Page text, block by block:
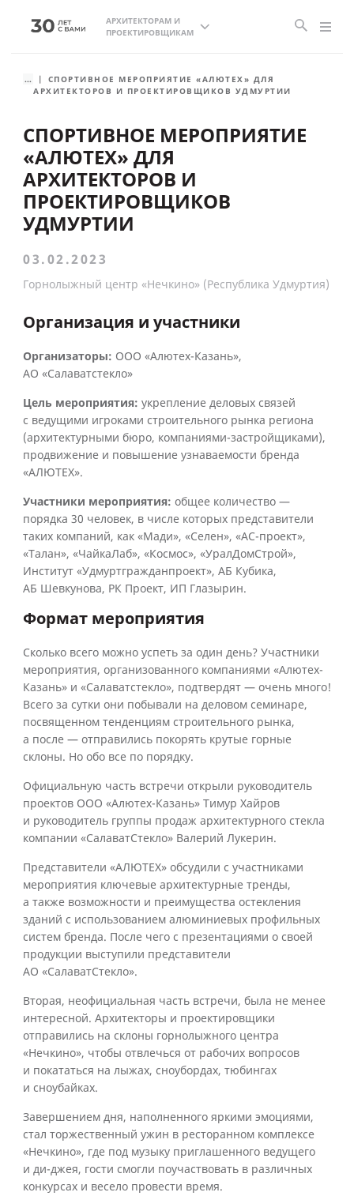
АРХИТЕКТОРАМ И
ПРОЕКТИРОВЩИКАМ
...
СПОРТИВНОЕ МЕРОПРИЯТИЕ «АЛЮТЕХ» ДЛЯ
АРХИТЕКТОРОВ И ПРОЕКТИРОВЩИКОВ УДМУРТИИ
СПОРТИВНОЕ МЕРОПРИЯТИЕ
«АЛЮТЕХ» ДЛЯ
АРХИТЕКТОРОВ И
ПРОЕКТИРОВЩИКОВ
УДМУРТИИ
03.02.2023
Горнолыжный центр «Нечкино» (Республика Удмуртия)
Организация и участники
Организаторы: ООО «Алютех-Казань»,
АО «Салаватстекло»
Цель мероприятия: укрепление деловых связей
с ведущими игроками строительного рынка региона
(архитектурными бюро, компаниями-застройщиками),
продвижение и повышение узнаваемости бренда
«АЛЮТЕХ».
Участники мероприятия: общее количество —
порядка 30 человек, в числе которых представители
таких компаний, как «Мади», «Селен», «АС-проект»,
«Талан», «ЧайкаЛаб», «Космос», «УралДомСтрой»,
Институт «Удмуртгражданпроект», АБ Кубика,
АБ Шевкунова, РК Проект, ИП Глазырин.
Формат мероприятия
Сколько всего можно успеть за один день? Участники
мероприятия, организованного компаниями «Алютех-
Казань» и «Салаватстекло», подтвердят — очень много!
Всего за сутки они побывали на деловом семинаре,
посвященном тенденциям строительного рынка,
а после — отправились покорять крутые горные
склоны. Но обо все по порядку.
Официальную часть встречи открыли руководитель
проектов ООО «Алютех-Казань» Тимур Хайров
и руководитель группы продаж архитектурного стекла
компании «СалаватСтекло» Валерий Лукерин.
Представители «АЛЮТЕХ» обсудили с участниками
мероприятия ключевые архитектурные тренды,
а также возможности и преимущества остекления
зданий с использованием алюминиевых профильных
систем бренда. После чего с презентациями о своей
продукции выступили представители
АО «СалаватСтекло».
Вторая, неофициальная часть встречи, была не менее
интересной. Архитекторы и проектировщики
отправились на склоны горнолыжного центра
«Нечкино», чтобы отвлечься от рабочих вопросов
и покататься на лыжах, сноубордах, тюбингах
и сноубайках.
Завершением дня, наполненного яркими эмоциями,
стал торжественный ужин в ресторанном комплексе
«Нечкино», где под музыку приглашенного ведущего
и ди-джея, гости смогли поучаствовать в различных
конкурсах и весело провести время.